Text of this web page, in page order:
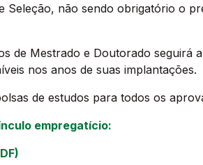
Seleção, não sendo obrigatório o
de Mestrado e Doutorado seguirá
nos anos de suas implantações.
de estudos para todos os
empregatício: